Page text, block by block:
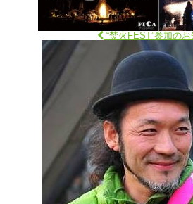
“焚火FEST”参加の